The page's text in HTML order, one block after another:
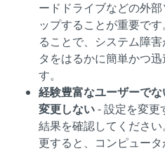
ードドライブなどの外
ップすることが重要で
ることで、システム障
タをはるかに簡単かつ
す。
経験豊富なユーザーで
変更しない- 設定を変更
結果を確認してくださ
更すると、コンピュー